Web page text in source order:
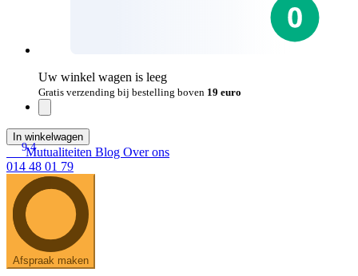
Uw winkel wagen is leeg
Gratis verzending bij bestelling boven 19 euro
In winkelwagen
9.4
Mutualiteiten Blog Over ons
014 48 01 79
Afspraak maken